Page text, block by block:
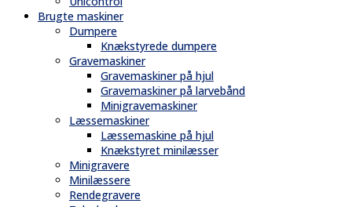
Brugte maskiner
Dumpere
Knækstyrede dumpere
Gravemaskiner
Gravemaskiner på hjul
Gravemaskiner på larvebånd
Minigravemaskiner
Læssemaskiner
Læssemaskine på hjul
Knækstyret minilæsser
Minigravere
Minilæssere
Rendegravere